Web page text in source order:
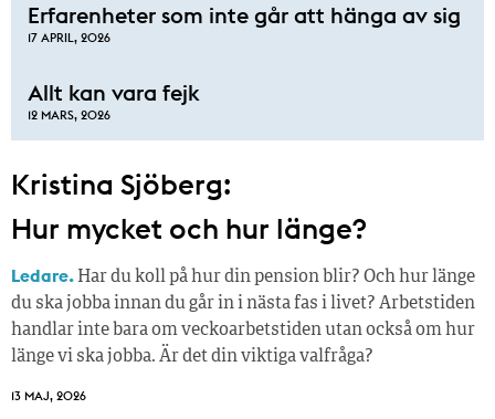
Erfarenheter som inte går att hänga av sig
17 APRIL, 2026
Allt kan vara fejk
12 MARS, 2026
Kristina Sjöberg:
Hur mycket och hur länge?
Ledare. Har du koll på hur din pension blir? Och hur länge
du ska jobba innan du går in i nästa fas i livet? Arbetstiden
handlar inte bara om veckoarbetstiden utan också om hur
länge vi ska jobba. Är det din viktiga valfråga?
13 MAJ, 2026